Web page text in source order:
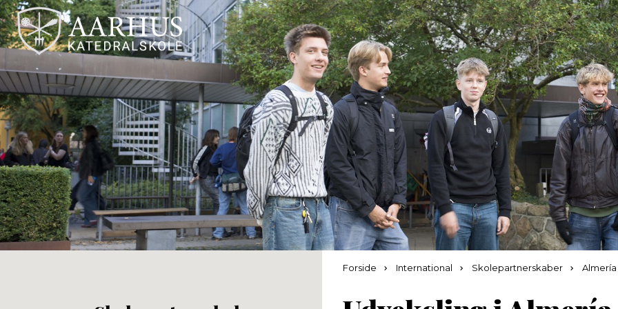
Forside International Skolepartnerskaber Almería